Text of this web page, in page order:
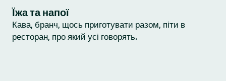
Їжа та напої
Кава, бранч, щось приготувати разом, піти в
ресторан, про який усі говорять.